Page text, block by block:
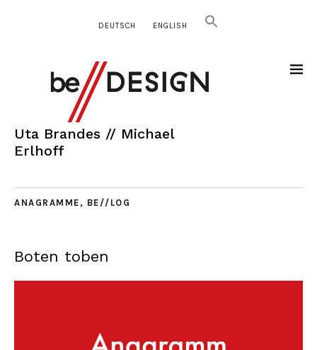
DEUTSCH ENGLISH
Uta Brandes // Michael
Erlhoff
ANAGRAMME , BE//LOG
Boten toben